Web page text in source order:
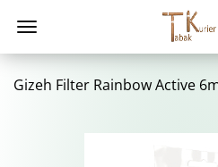
Gizeh Fil­ter Rain­bow Ac­ti­ve